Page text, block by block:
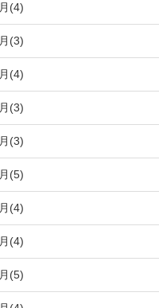
(4)
(3)
(4)
(3)
(3)
(5)
(4)
(4)
(5)